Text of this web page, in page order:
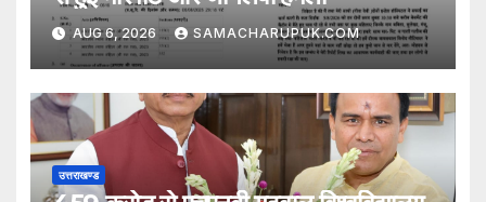
AUG 6, 2026 SAMACHARUPUK.COM
उत्तराखण्ड